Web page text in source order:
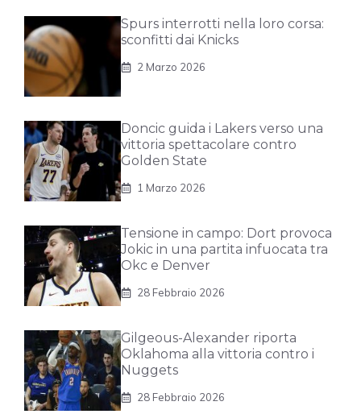
Spurs interrotti nella loro corsa:
sconfitti dai Knicks
2 Marzo 2026
Doncic guida i Lakers verso una
vittoria spettacolare contro
Golden State
1 Marzo 2026
Tensione in campo: Dort provoca
Jokic in una partita infuocata tra
Okc e Denver
28 Febbraio 2026
Gilgeous-Alexander riporta
Oklahoma alla vittoria contro i
Nuggets
28 Febbraio 2026